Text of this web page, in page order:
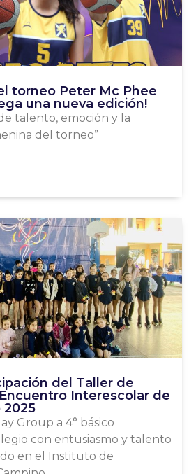
torneo Peter Mc Phee
una nueva edición!
talento, emoción y la
del torneo”
del Taller de
Interescolar de
2025
Group a 4° básico
con entusiasmo y talento
en el Instituto de